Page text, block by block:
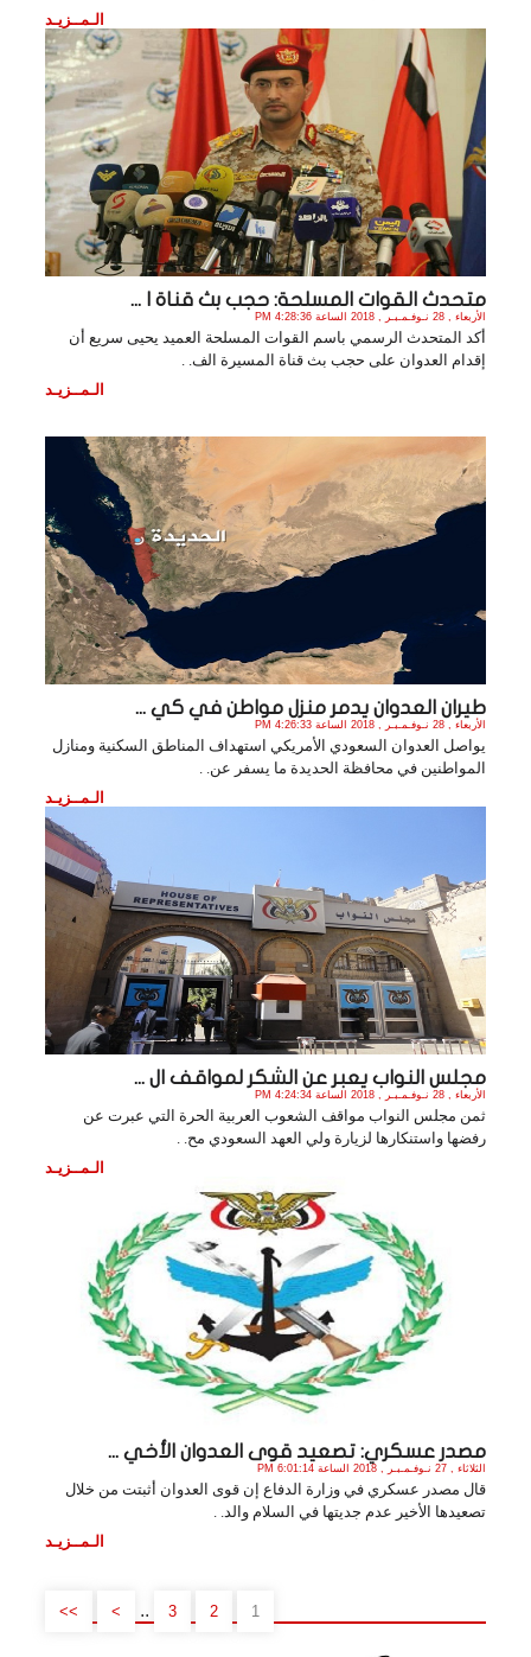
الـمــزيـد
متحدث القوات المسلحة: حجب بث قناة ا ...
الأربعاء , 28 نـوفـمـبـر , 2018 الساعة 4:28:36 PM
أكد المتحدث الرسمي باسم القوات المسلحة العميد يحيى سريع أن
إقدام العدوان على حجب بث قناة المسيرة الف. .
الـمــزيـد
طيران العدوان يدمر منزل مواطن في كي ...
الأربعاء , 28 نـوفـمـبـر , 2018 الساعة 4:26:33 PM
يواصل العدوان السعودي الأمريكي استهداف المناطق السكنية ومنازل
المواطنين في محافظة الحديدة ما يسفر عن. .
الـمــزيـد
مجلس النواب يعبر عن الشكر لمواقف ال ...
الأربعاء , 28 نـوفـمـبـر , 2018 الساعة 4:24:34 PM
ثمن مجلس النواب مواقف الشعوب العربية الحرة التي عبرت عن
رفضها واستنكارها لزيارة ولي العهد السعودي مح. .
الـمــزيـد
مصدر عسكري: تصعيد قوى العدوان الأخي ...
الثلاثاء , 27 نـوفـمـبـر , 2018 الساعة 6:01:14 PM
قال مصدر عسكري في وزارة الدفاع إن قوى العدوان أثبتت من خلال
تصعيدها الأخير عدم جديتها في السلام والد. .
الـمــزيـد
1
2
3
..
>
>>